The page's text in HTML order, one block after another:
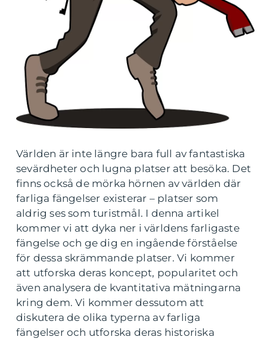
Världen är inte längre bara full av fantastiska
sevärdheter och lugna platser att besöka. Det
finns också de mörka hörnen av världen där
farliga fängelser existerar – platser som
aldrig ses som turistmål. I denna artikel
kommer vi att dyka ner i världens farligaste
fängelse och ge dig en ingående förståelse
för dessa skrämmande platser. Vi kommer
att utforska deras koncept, popularitet och
även analysera de kvantitativa mätningarna
kring dem. Vi kommer dessutom att
diskutera de olika typerna av farliga
fängelser och utforska deras historiska